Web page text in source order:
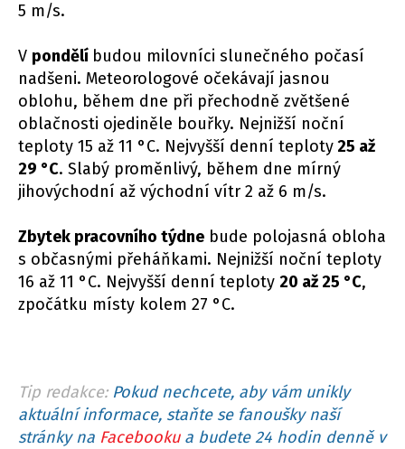
5 m/s.
V pondělí budou milovníci slunečného počasí
nadšeni. Meteorologové očekávají jasnou
oblohu, během dne při přechodně zvětšené
oblačnosti ojediněle bouřky. Nejnižší noční
teploty 15 až 11 °C. Nejvyšší denní teploty25 až
29 °C. Slabý proměnlivý, během dne mírný
jihovýchodní až východní vítr 2 až 6 m/s.
Zbytek pracovního týdne bude polojasná obloha
s občasnými přeháňkami. Nejnižší noční teploty
16 až 11 °C. Nejvyšší denní teploty 20 až 25 °C,
zpočátku místy kolem 27 °C.
Tip redakce: Pokud nechcete, aby vám unikly
aktuální informace, staňte se fanoušky naší
stránky na Facebookua budete 24 hodin denně v